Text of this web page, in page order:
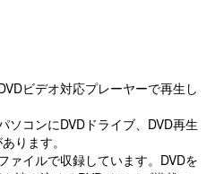
ビデオ対応プレーヤーで再生し
ソコンにDVDドライブ、DVD再生
ります。
ァイルで収録しています。DVDを